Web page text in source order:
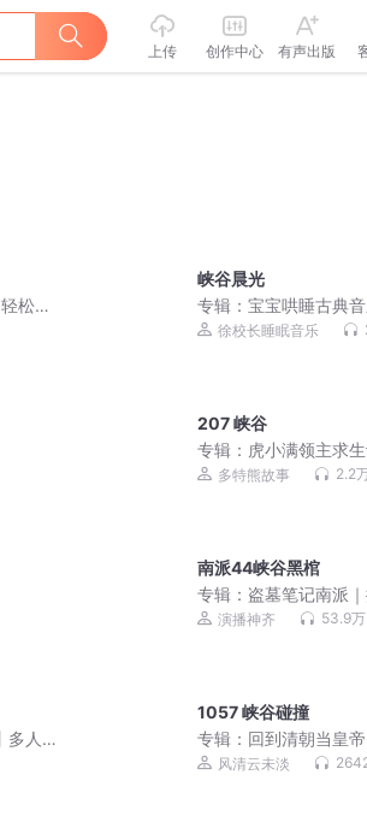
上传 创作中心 有声出版
松幽
峡谷晨光
专辑：宝宝哄睡古典
觉 | 儿童催眠助眠睡
徐校长睡眠音乐
207 峡谷
专辑： 虎小满领主求
丨山海神兽
多特熊故事 2.2
南派44峡谷黑棺
专辑： 盗墓笔记南派
官｜鬼吹灯类｜尬神演
演播神齐 53.9万
多人
1057 峡谷碰撞
专辑： 回到清朝当皇帝
风清云未淡